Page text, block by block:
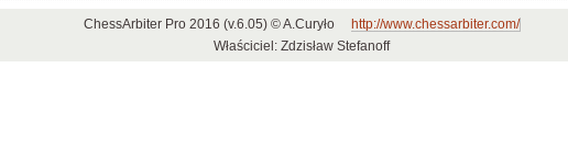
ChessArbiter Pro 2016 (v.6.05) © A.Curyło
http://www.chessarbiter.com/
Właściciel: Zdzisław Stefanoff